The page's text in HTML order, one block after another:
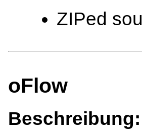
ZIPed
oFlow
Beschreibung: